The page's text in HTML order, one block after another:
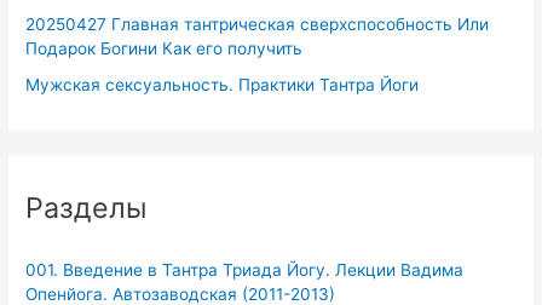
20250427 Главная тантрическая сверхспособность Или
Подарок Богини Как его получить
Мужская сексуальность. Практики Тантра Йоги
Разделы
001. Введение в Тантра Триада Йогу. Лекции Вадима
Опенйога. Автозаводская (2011-2013)